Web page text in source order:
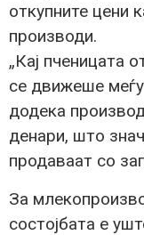
откупните цени
производи.
„Кај пченицата
се движеше
додека
денари, што
продаваат со
За
состојбата е